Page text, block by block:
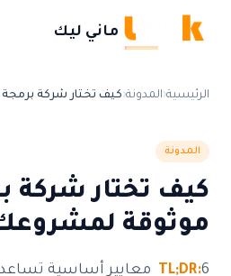
ماني ليك
الرئيسية‹المدونة‹كيف تختار شركة
المدونة
كيف تختار شركة
موثوقة
TL;DR:
6 معايير أساسية